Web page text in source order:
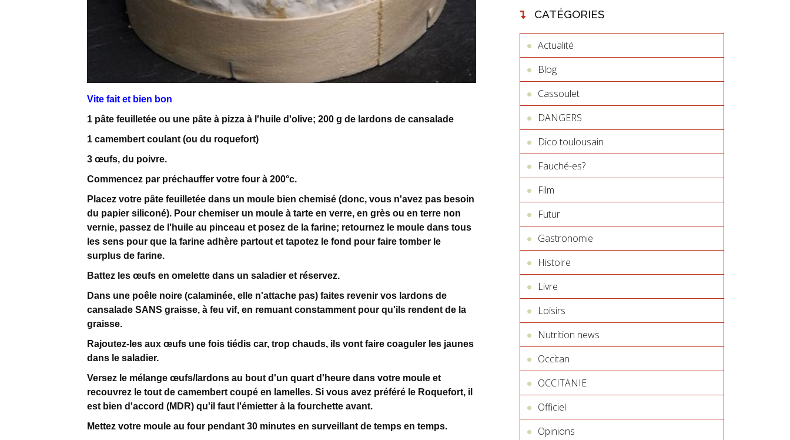
Vite fait et bien bon
1 pâte feuilletée ou une pâte à pizza à l'huile d'olive; 200 g de lardons de cansalade
1 camembert coulant (ou du roquefort)
3 œufs, du poivre.
Commencez par préchauffer votre four à 200°c.
Placez votre pâte feuilletée dans un moule bien chemisé (donc, vous n'avez pas besoin
du papier siliconé). Pour chemiser un moule à tarte en verre, en grès ou en terre non
vernie, passez de l'huile au pinceau et posez de la farine; retournez le moule dans tous
les sens pour que la farine adhère partout et tapotez le fond pour faire tomber le
surplus de farine.
Battez les œufs en omelette dans un saladier et réservez.
Dans une poêle noire (calaminée, elle n'attache pas) faites revenir vos lardons de
cansalade SANS graisse, à feu vif, en remuant constamment pour qu'ils rendent de la
graisse.
Rajoutez-les aux œufs une fois tiédis car, trop chauds, ils vont faire coaguler les jaunes
dans le saladier.
Versez le mélange œufs/lardons au bout d'un quart d'heure dans votre moule et
recouvrez le tout de camembert coupé en lamelles. Si vous avez préféré le Roquefort, il
est bien d'accord (MDR) qu'il faut l'émietter à la fourchette avant.
Mettez votre moule au four pendant 30 minutes en surveillant de temps en temps.
CATÉGORIES
Actualité
Blog
Cassoulet
DANGERS
Dico toulousain
Fauché-es?
Film
Futur
Gastronomie
Histoire
Livre
Loisirs
Nutrition news
Occitan
OCCITANIE
Officiel
Opinions